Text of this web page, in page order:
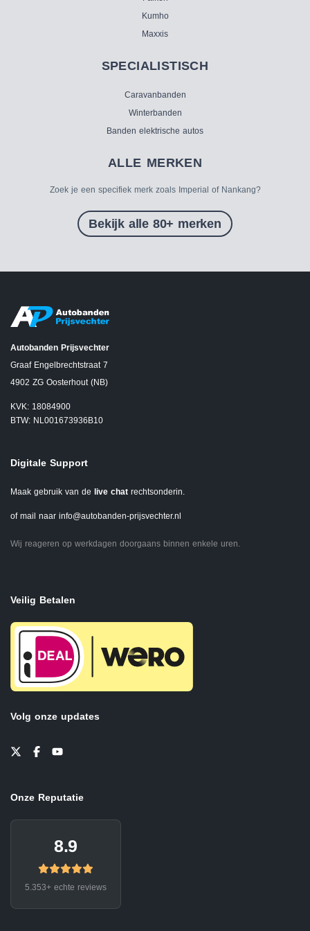
Kumho
Maxxis
SPECIALISTISCH
Caravanbanden
Winterbanden
Banden elektrische autos
ALLE MERKEN
Zoek je een specifiek merk zoals Imperial of Nankang?
Bekijk alle 80+ merken
Autobanden Prijsvechter
Graaf Engelbrechtstraat 7
4902 ZG Oosterhout (NB)
KVK: 18084900
BTW: NL001673936B10
Digitale Support
Maak gebruik van de live chat rechtsonderin.
of mail naar info@autobanden-prijsvechter.nl
Wij reageren op werkdagen doorgaans binnen enkele uren.
Veilig Betalen
Volg onze updates
Onze Reputatie
8.9
5.353+ echte reviews